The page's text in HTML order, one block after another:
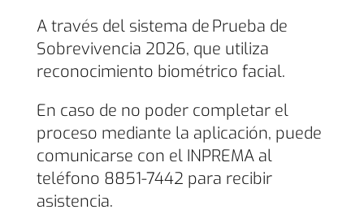
A través del sistema de Prueba de
Sobrevivencia 2026, que utiliza
reconocimiento biométrico facial.
En caso de no poder completar el
proceso mediante la aplicación, puede
comunicarse con el INPREMA al
teléfono 8851-7442 para recibir
asistencia.